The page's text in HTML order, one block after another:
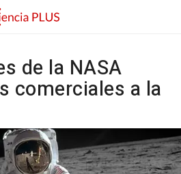
de la NASA
comerciales a la